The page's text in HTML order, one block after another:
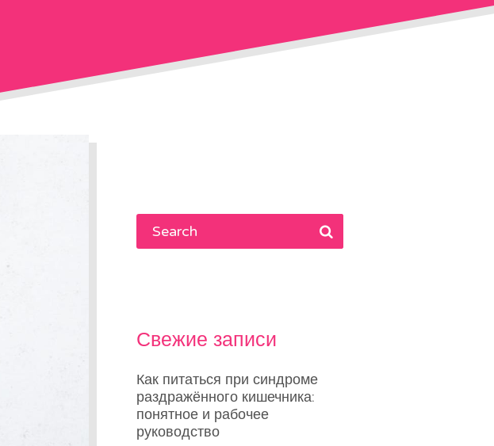
Свежие записи
Как питаться при синдроме
раздражённого кишечника:
понятное и рабочее
руководство